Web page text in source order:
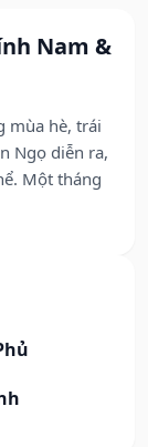
Nam &
mùa hè, trái
Ngọ diễn ra,
Một tháng